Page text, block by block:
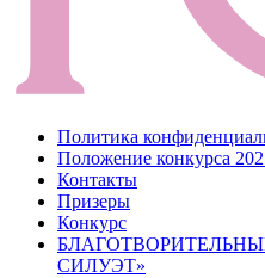
Политика
Положение конкурса
Контакты
Призеры
Конкурс
СИЛУЭТ»